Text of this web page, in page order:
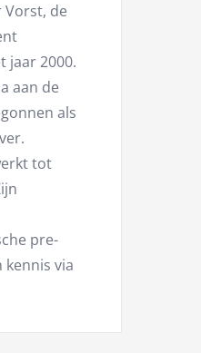
Vorst, de
jaar 2000.
aan de
als
tot
pre-
kennis via